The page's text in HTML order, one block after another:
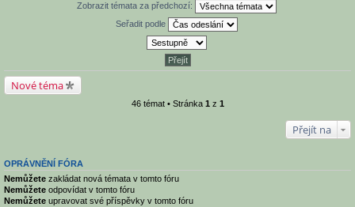
Zobrazit témata za předchozí:
Seřadit podle
Nové téma
46 témat • Stránka 1 z 1
Přejít na
OPRÁVNĚNÍ FÓRA
Nemůžete zakládat nová témata v tomto fóru
Nemůžete odpovídat v tomto fóru
Nemůžete upravovat své příspěvky v tomto fóru